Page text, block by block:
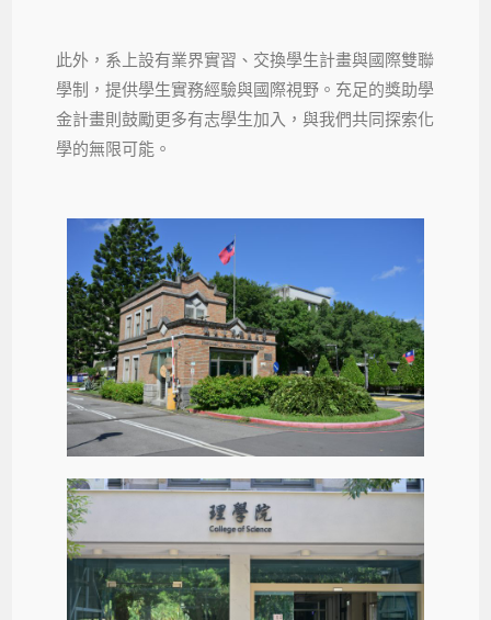
此外，系上設有業界實習、交換學生計畫與國際雙聯
學制，提供學生實務經驗與國際視野。充足的獎助學
金計畫則鼓勵更多有志學生加入，與我們共同探索化
學的無限可能。